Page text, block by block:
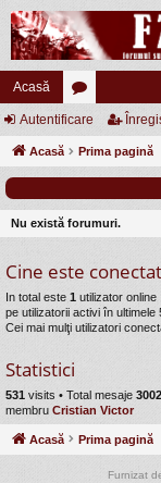
Acasă
or
u
uri
Autentificare
Acasă Prima pagină
Nu există forumuri.
Cine este conectat
In total este 1 utilizator
pe utilizatorii activi în ultimele
Cei mai mulţi utilizatori
Statistici
531 visits • Total mesaje
membru Cristian Victor
Acasă Prima pagină
Furnizat